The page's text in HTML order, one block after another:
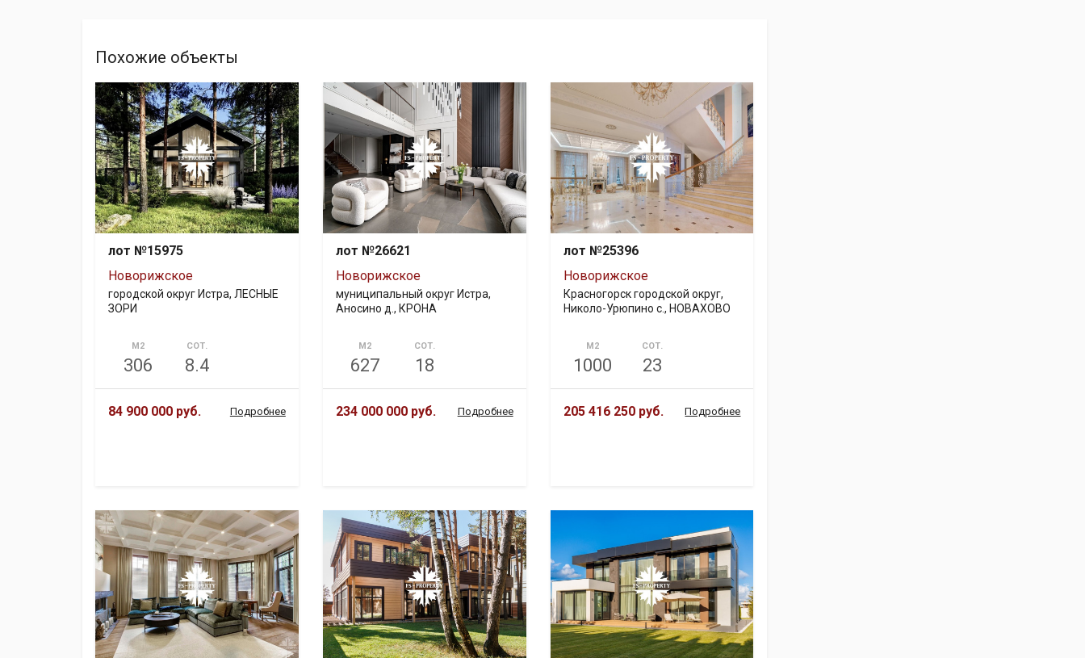
Похожие объекты
лот №15975
Новорижское
городской округ Истра, ЛЕСНЫЕ
ЗОРИ
М2
306
СОТ.
8.4
84 900 000 руб. Подробнее
лот №26621
Новорижское
муниципальный округ Истра,
Аносино д., КРОНА
М2
627
СОТ.
18
234 000 000 руб. Подробнее
лот №25396
Новорижское
Красногорск городской округ,
Николо-Урюпино с., НОВАХОВО
М2
1000
СОТ.
23
205 416 250 руб. Подробнее